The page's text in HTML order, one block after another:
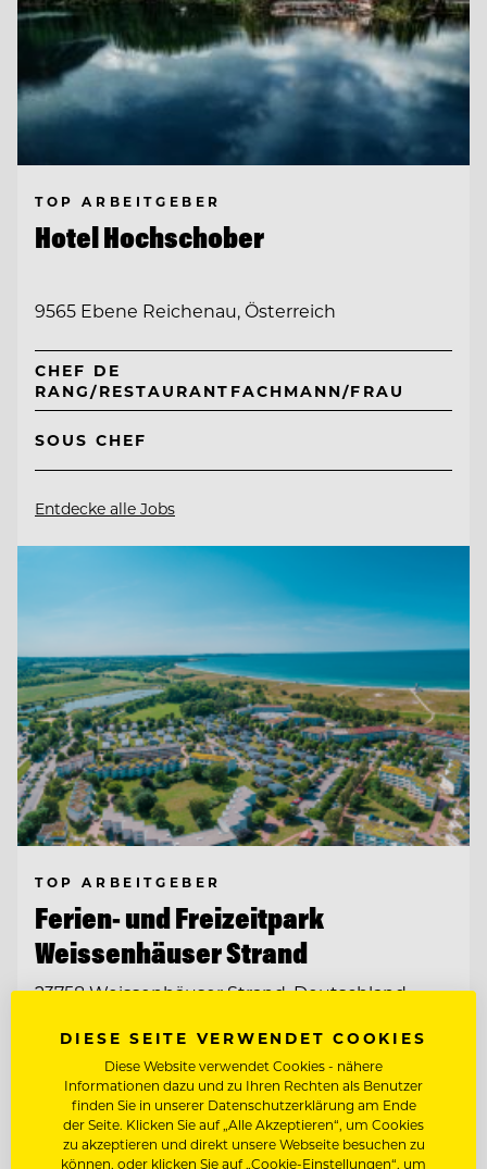
TOP ARBEITGEBER
Hotel Hochschober
9565 Ebene Reichenau, Österreich
CHEF DE
RANG/RESTAURANTFACHMANN/FRAU
SOUS CHEF
Entdecke alle Jobs
TOP ARBEITGEBER
Ferien- und Freizeitpark
Weissenhäuser Strand
23758 Weissenhäuser Strand, Deutschland
KÜCHENCHEF AMERICAN DINER (M/W/D)
KÜCHENCHEF MÖWENBRÄU (M/W/D)
DIESE SEITE VERWENDET COOKIES
Diese Website verwendet Cookies - nähere
Informationen dazu und zu Ihren Rechten als Benutzer
finden Sie in unserer Datenschutzerklärung am Ende
der Seite. Klicken Sie auf „Alle Akzeptieren“, um Cookies
zu akzeptieren und direkt unsere Webseite besuchen zu
können, oder klicken Sie auf „Cookie-Einstellungen“, um